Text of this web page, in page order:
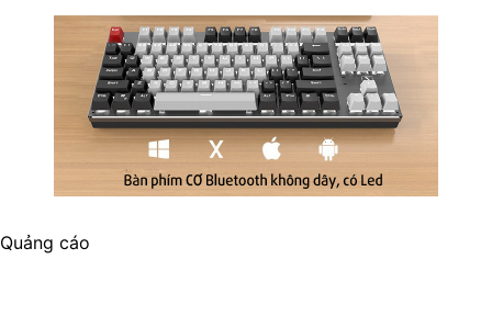
Quảng cáo